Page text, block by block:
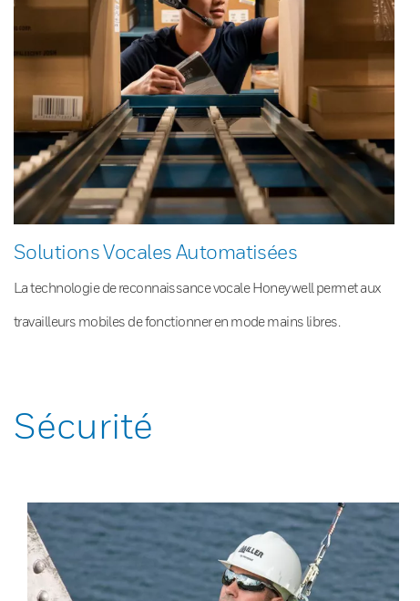
Solutions Vocales Automatisées
La technologie de reconnaissance vocale Honeywell permet aux
travailleurs mobiles de fonctionner en mode mains libres.
Sécurité